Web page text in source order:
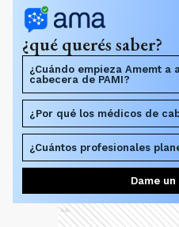
¿qué querés saber?
¿Cuándo empieza Amemt a
cabecera de PAMI?
¿Por qué los médicos de
¿Cuántos profesionales
Dame
Ads